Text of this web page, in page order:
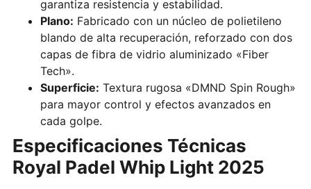
garantiza resistencia y estabilidad.
Plano: Fabricado con un núcleo de polietileno
blando de alta recuperación, reforzado con dos
capas de fibra de vidrio aluminizado «Fiber
Tech».
Superficie: Textura rugosa «DMND Spin Rough»
para mayor control y efectos avanzados en
cada golpe.
Especificaciones Técnicas
Royal Padel Whip Light 2025